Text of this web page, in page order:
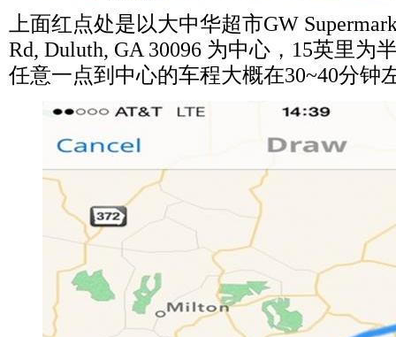
上面红点处是以大中华超市GW
Rd, Duluth, GA 30096 为中心， 15英里为
任意一点到中心的车程大概在30~40分钟